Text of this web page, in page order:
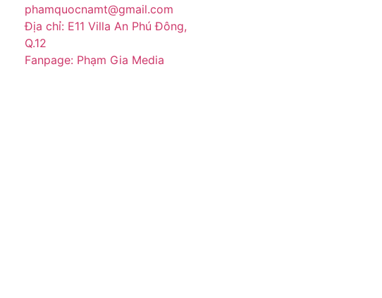
phamquocnamt@gmail.com
Địa chỉ: E11 Villa An Phú Đông,
Q.12
Fanpage: Phạm Gia Media